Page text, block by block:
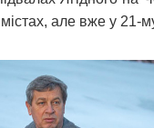
але вже у 21-му